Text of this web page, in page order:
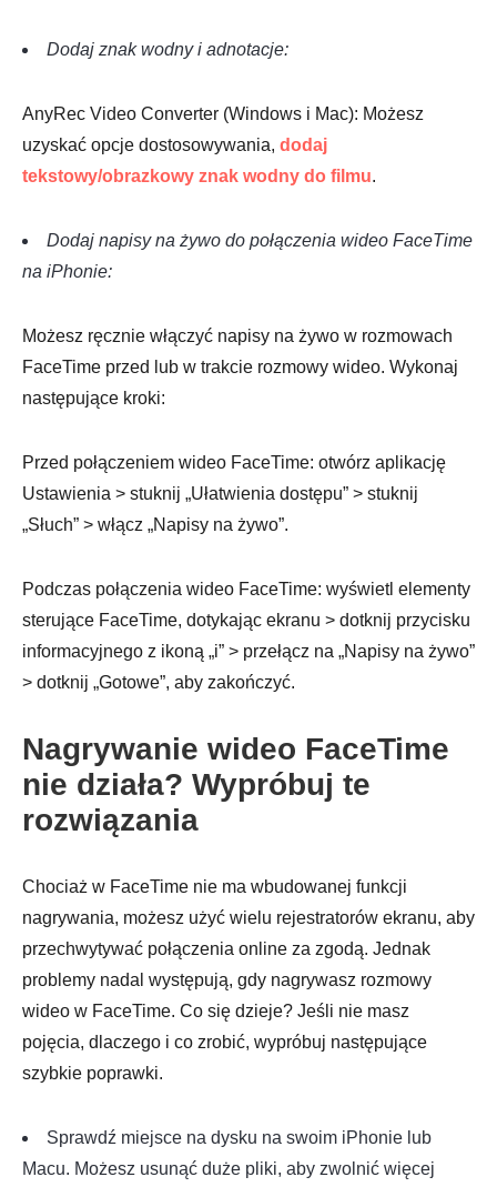
Krok 1.
Krok 2.
Dodaj znak wodny i adnotacje:
AnyRec Video Converter (Windows i Mac): Możesz
uzyskać opcje dostosowywania, dodaj
tekstowy/obrazkowy znak wodny do filmu.
Dodaj napisy na żywo do połączenia wideo FaceTime
na iPhonie:
Możesz ręcznie włączyć napisy na żywo w rozmowach
FaceTime przed lub w trakcie rozmowy wideo. Wykonaj
następujące kroki:
Przed połączeniem wideo FaceTime: otwórz aplikację
Ustawienia > stuknij „Ułatwienia dostępu” > stuknij
„Słuch” > włącz „Napisy na żywo”.
Podczas połączenia wideo FaceTime: wyświetl elementy
sterujące FaceTime, dotykając ekranu > dotknij przycisku
informacyjnego z ikoną „i” > przełącz na „Napisy na żywo”
> dotknij „Gotowe”, aby zakończyć.
Nagrywanie wideo FaceTime
nie działa? Wypróbuj te
rozwiązania
Chociaż w FaceTime nie ma wbudowanej funkcji
nagrywania, możesz użyć wielu rejestratorów ekranu, aby
przechwytywać połączenia online za zgodą. Jednak
problemy nadal występują, gdy nagrywasz rozmowy
wideo w FaceTime. Co się dzieje? Jeśli nie masz
pojęcia, dlaczego i co zrobić, wypróbuj następujące
szybkie poprawki.
Sprawdź miejsce na dysku na swoim iPhonie lub
Macu. Możesz usunąć duże pliki, aby zwolnić więcej